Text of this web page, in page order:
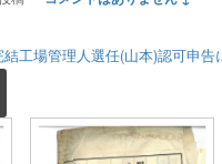
工場管理人選任(山本)認可申告